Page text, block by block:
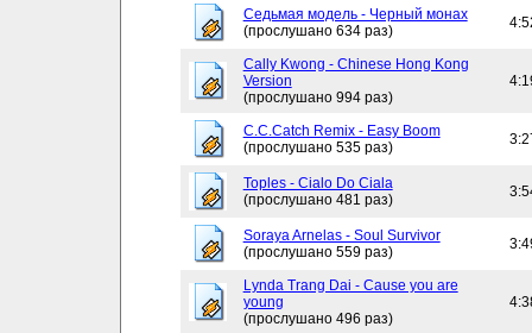
Седьмая модель - Черный монах
(прослушано 634 раз)
Cally Kwong - Chinese Hong Kong
Version
(прослушано 994 раз)
C.C.Catch Remix - Easy Boom
(прослушано 535 раз)
Toples - Cialo Do Ciala
(прослушано 481 раз)
Soraya Arnelas - Soul Survivor
(прослушано 559 раз)
Lynda Trang Dai - Cause you are
young
(прослушано 496 раз)